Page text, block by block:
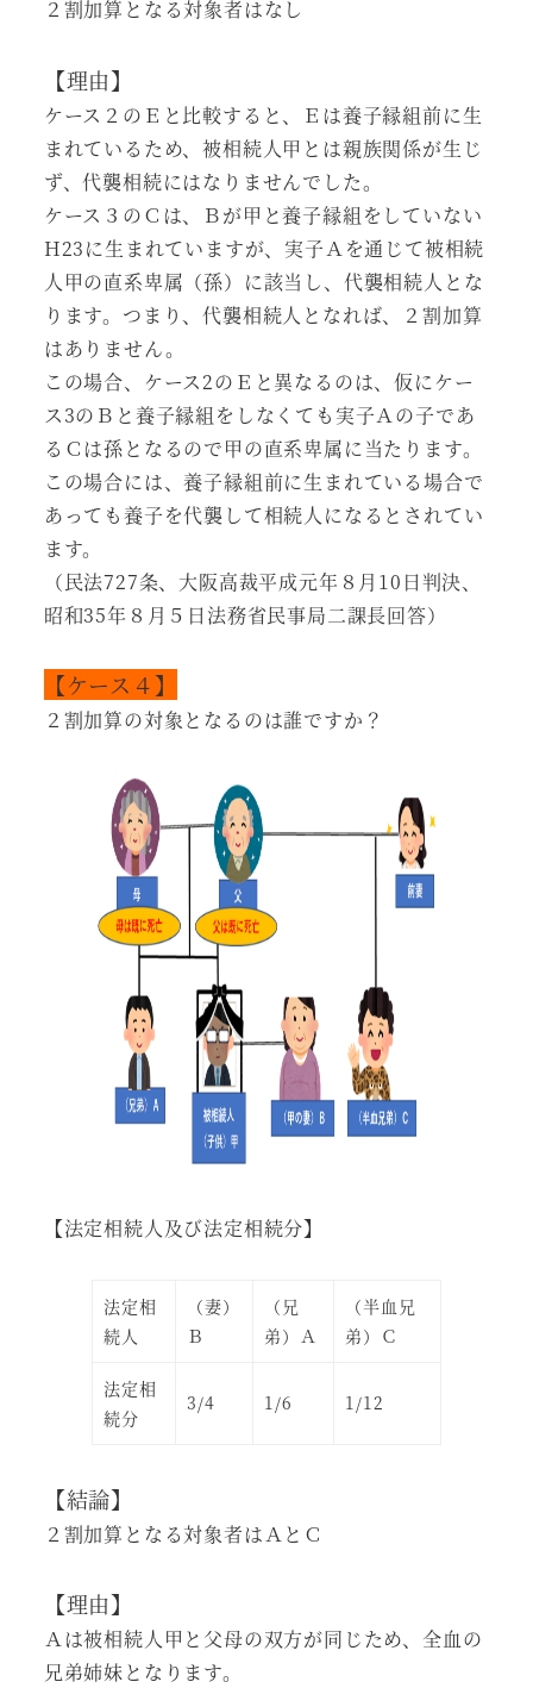
２割加算となる対象者はなし
【理由】
ケース２のＥと比較すると、Ｅは養子縁組前に生
まれているため、被相続人甲とは親族関係が生じ
ず、代襲相続にはなりませんでした。
ケース３のＣは、Ｂが甲と養子縁組をしていない
H23に生まれていますが、実子Ａを通じて被相続
人甲の直系卑属（孫）に該当し、代襲相続人とな
ります。つまり、代襲相続人となれば、２割加算
はありません。
この場合、ケース2のＥと異なるのは、仮にケー
ス3のＢと養子縁組をしなくても実子Ａの子であ
るＣは孫となるので甲の直系卑属に当たります。
この場合には、養子縁組前に生まれている場合で
あっても養子を代襲して相続人になるとされてい
ます。
（民法727条、大阪高裁平成元年８月10日判決、
昭和35年８月５日法務省民事局二課長回答）
【ケース４】
２割加算の対象となるのは誰ですか？
【法定相続人及び法定相続分】
法定相
続人
（妻）
Ｂ
（兄
弟）Ａ
（半血兄
弟）Ｃ
法定相
続分
3/4 1/6 1/12
【結論】
２割加算となる対象者はＡとＣ
【理由】
Ａは被相続人甲と父母の双方が同じため、全血の
兄弟姉妹となります。